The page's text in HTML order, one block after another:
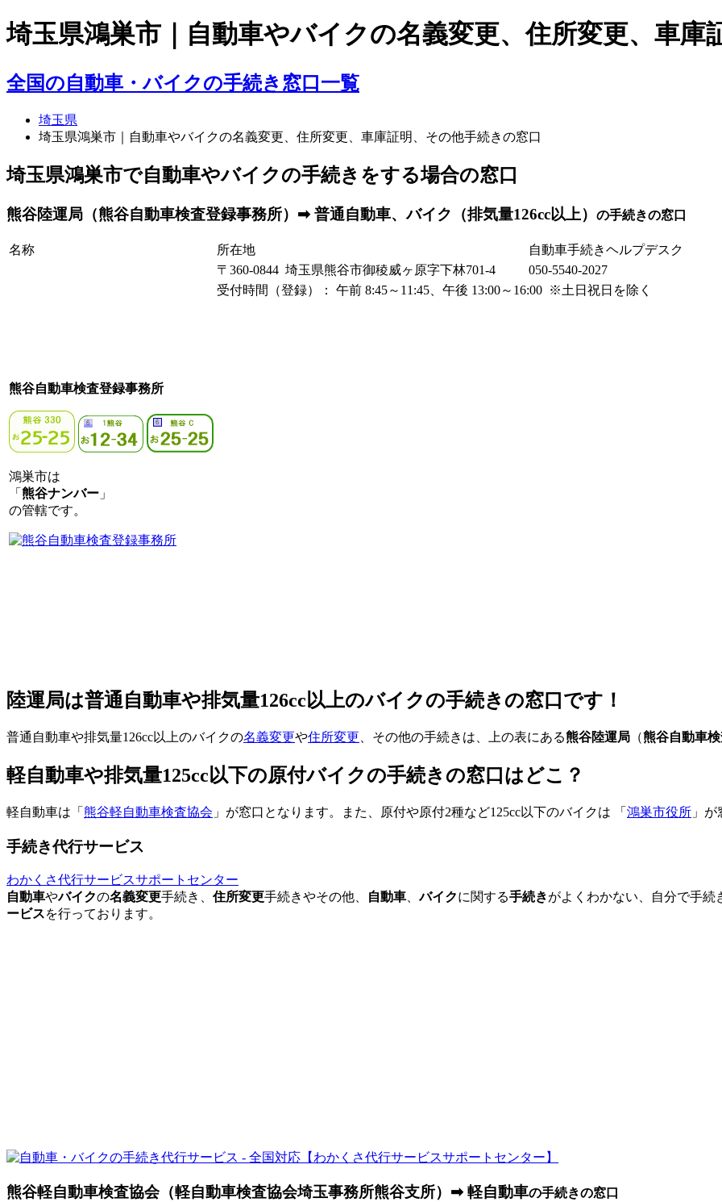
埼玉県鴻巣市｜自動車やバイクの名義変更、住所変更、車庫
全国の自動車・バイクの手続き窓口一覧
埼玉県
埼玉県鴻巣市｜自動車やバイクの名義変更、住所変更、車庫証明、その他手続きの窓口
埼玉県鴻巣市で自動車やバイクの手続きをする場合の窓口
熊谷陸運局（熊谷自動車検査登録事務所）➡ 普通自動車、バイク（排気量126cc以上） の手続きの窓口
名称 所在地 自動車手続きヘルプデスク
熊谷自動車検査登録事務所
鴻巣市は
「 熊谷ナンバー 」
の管轄です。
〒360-0844 埼玉県熊谷市御稜威ヶ原字下林701-4
050-5540-2027
受付時間（登録）： 午前 8:45～11:45、午後 13:00～16:00 ※土日祝日を除く
陸運局は普通自動車や排気量126cc以上のバイクの手続きの窓口です！
普通自動車や排気量126cc以上のバイクの名義変更や住所変更 、その他の手続きは、上の表にある熊谷陸運局 （熊谷自動車
軽自動車や排気量125cc以下の原付バイクの手続きの窓口はどこ？
軽自動車は「 熊谷軽自動車検査協会 」が窓口となります。また、原付や原付2種など125cc以下のバイクは 「 鴻巣市役所 」が
手続き代行サービス
わかくさ代行サービスサポートセンター
自動車やバイクの名義変更手続き、 住所変更手続きやその他、 自動車 、バイクに関する手続きがよくわかない、自分で手
ービスを行っております。
熊谷軽自動車検査協会（軽自動車検査協会埼玉事務所熊谷支所）➡ 軽自動車の手続きの窓口